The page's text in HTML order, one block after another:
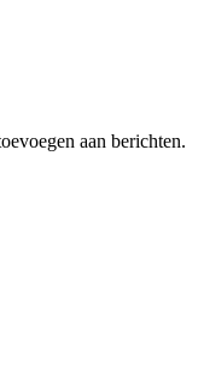
aan berichten.